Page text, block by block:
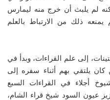
لم يلبث أن خرج منه ليمارس
ذلك من الارتباط بالعلم
إلى علم القراءات، وبدأ في
يلتقي بهم أثناء سفره إلى
أجلاء في القراءات السبع
عيون السود شيخ قراء الشام،